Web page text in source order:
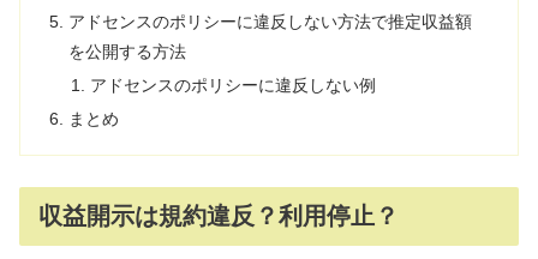
アドセンスのポリシーに違反しない方法で推定収益額
を公開する方法
アドセンスのポリシーに違反しない例
まとめ
収益開示は規約違反？利用停止？